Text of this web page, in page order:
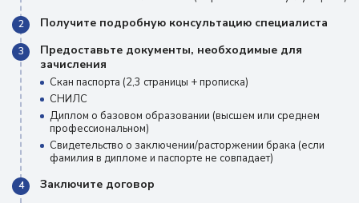
2 Получите подробную консультацию специалиста
3
Предоставьте документы, необходимые для
зачисления
Скан паспорта (2,3 страницы + прописка)
СНИЛС
Диплом о базовом образовании (высшем или среднем
профессиональном)
Свидетельство о заключении/расторжении брака (если
фамилия в дипломе и паспорте не совпадает)
4 Заключите договор